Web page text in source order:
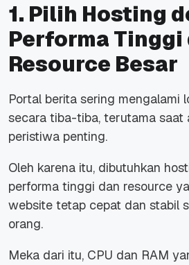
1. Pilih Hosting
Performa Tinggi
Resource Besar
Portal berita sering mengalami
secara tiba-tiba, terutama saat
peristiwa penting.
Oleh karena itu, dibutuhkan
performa tinggi dan resource
website tetap cepat dan stabil
orang.
Meka dari itu, CPU dan RAM